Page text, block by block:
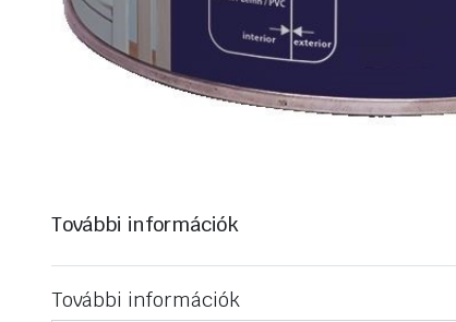
További információk
További információk